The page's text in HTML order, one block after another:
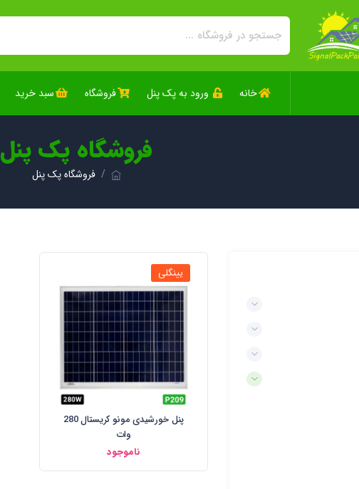
خانه ورود به پک پنل فروشگاه سبد خرید
فروشگاه پک پنل
فروشگاه پک پنل
یینگلی
پنل خورشیدی مونو کریستال 280
وات
ناموجود